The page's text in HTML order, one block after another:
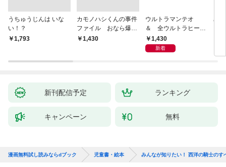
うちゅうじんは いな
い！？
￥1,793
カモノハシくんの事件
ファイル おなら爆
弾！ 危機イッパツ編
￥1,430
ウルトラマンテオ
＆ 全ウルトラヒーロ
ー大集合 あそべるず
かん
1,430
新着
星
新刊配信予定 ランキング
キャンペーン 無料
漫画無料試し読みならdブック 児童書・絵本 みんなが知りたい！ 西洋の騎士の